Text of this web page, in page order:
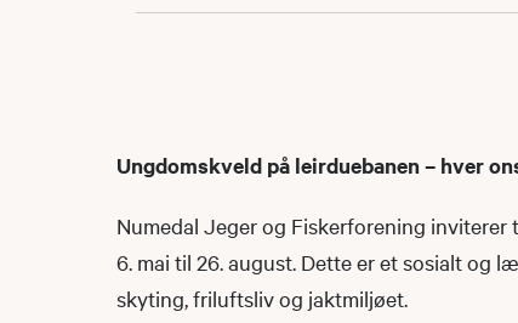
Ungdomskveld på leirduebanen – hver
Numedal Jeger og Fiskerforening
6. mai til 26. august. Dette er et sosialt og
skyting, friluftsliv og jaktmiljøet.